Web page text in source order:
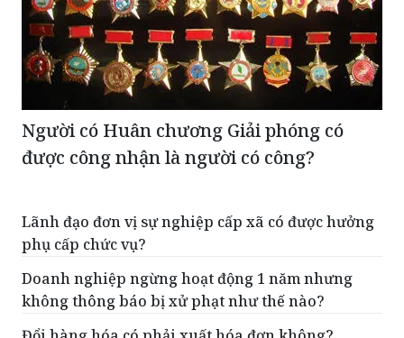
Người có Huân chương Giải phóng có
được công nhận là người có công?
Lãnh đạo đơn vị sự nghiệp cấp xã có được hưởng
Doanh nghiệp ngừng hoạt động 1 năm nhưng
không thông báo bị xử phạt như thế nào?
Đổi hàng hóa có phải xuất hóa đơn không?